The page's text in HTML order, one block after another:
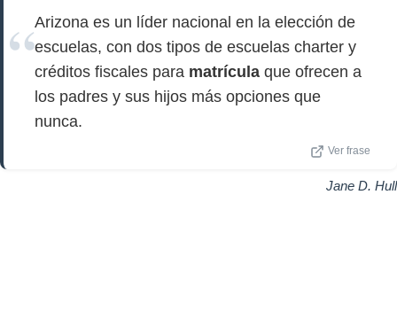
Arizona es un líder nacional en la elección de
escuelas, con dos tipos de escuelas charter y
créditos fiscales para matrícula que ofrecen a
los padres y sus hijos más opciones que
nunca.
Ver frase
Jane D. Hull